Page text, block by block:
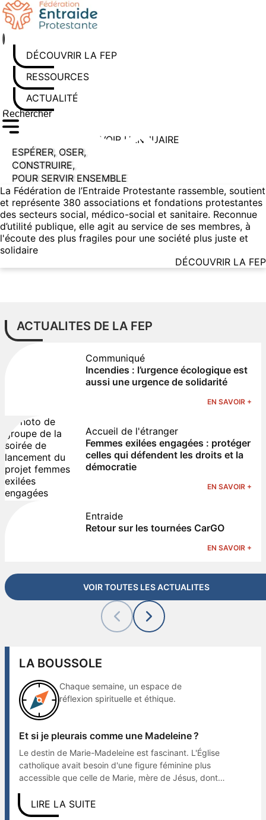
Aller au contenu
DÉCOUVRIR LA FEP
RESSOURCES
ACTUALITÉS
Rechercher sur le site
Saisissez au moins 3 caractères pour lancer la recherche
VOIR L'ANNUAIRE
ESPÉRER, OSER,
CONSTRUIRE,
POUR SERVIR ENSEMBLE
La Fédération de l’Entraide Protestante rassemble, soutient
et représente 380 associations et fondations protestantes
des secteurs social, médico-social et sanitaire. Reconnue
d’utilité publique, elle agit au service de ses membres, à
l'écoute des plus fragiles pour une société plus juste et
solidaire
DÉCOUVRIR LA FEP
ACTUALITES DE LA FEP
Communiqué
Incendies : l’urgence écologique est
aussi une urgence de solidarité
EN SAVOIR +
Accueil de l'étranger
Femmes exilées engagées : protéger
celles qui défendent les droits et la
démocratie
EN SAVOIR +
Entraide
Retour sur les tournées CarGO
EN SAVOIR +
VOIR TOUTES LES ACTUALITES
LA BOUSSOLE
Chaque semaine, un espace de
réflexion spirituelle et éthique.
Et si je pleurais comme une Madeleine ?
Le destin de Marie-Madeleine est fascinant. L'Église
catholique avait besoin d'une figure féminine plus
accessible que celle de Marie, mère de Jésus, dont
LIRE LA SUITE